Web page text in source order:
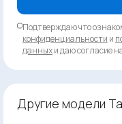
Подтверждаю что
конфиденциальности и
данныхи даю согласие
Другие модели